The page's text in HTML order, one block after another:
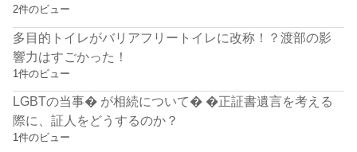
2件のビュー
多目的トイレがバリアフリートイレに改称！？渡部の影
響力はすごかった！
1件のビュー
LGBTの当事� が相続について� �正証書遺言を考える
際に、証人をどうするのか？
1件のビュー